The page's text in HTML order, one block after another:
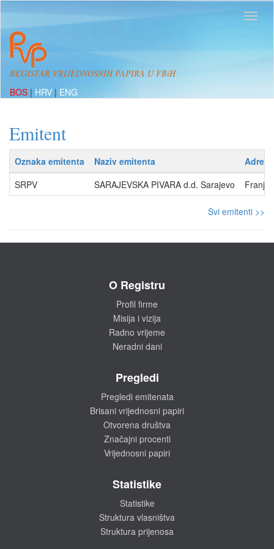
REGISTAR VRIJEDNOSNIH PAPIRA U FBiH
BOS | HRV | ENG
Emitent
Oznaka emitenta Naziv emitenta
Adresa
SRPV
SARAJEVSKA PIVARA d.d. Sarajevo
Svi emitenti >>
O Registru
Profil firme
Misija i vizija
Radno vrijeme
Neradni dani
Pregledi
Pregledi emitenata
Brisani vrijednosni papiri
Otvorena društva
Značajni procenti
Vrijednosni papiri
Statistike
Statistike
Struktura vlasništva
Struktura prijenosa